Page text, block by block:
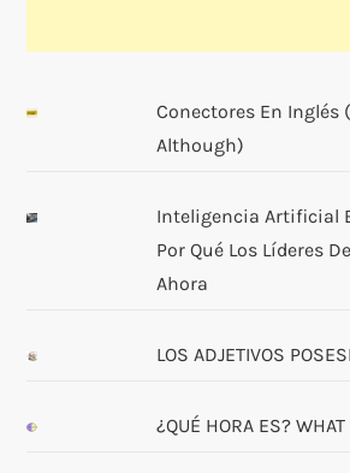
Conectores En Inglés
Although)
Inteligencia Artificial
Por Qué Los Líderes
Ahora
LOS ADJETIVOS
¿QUÉ HORA ES?